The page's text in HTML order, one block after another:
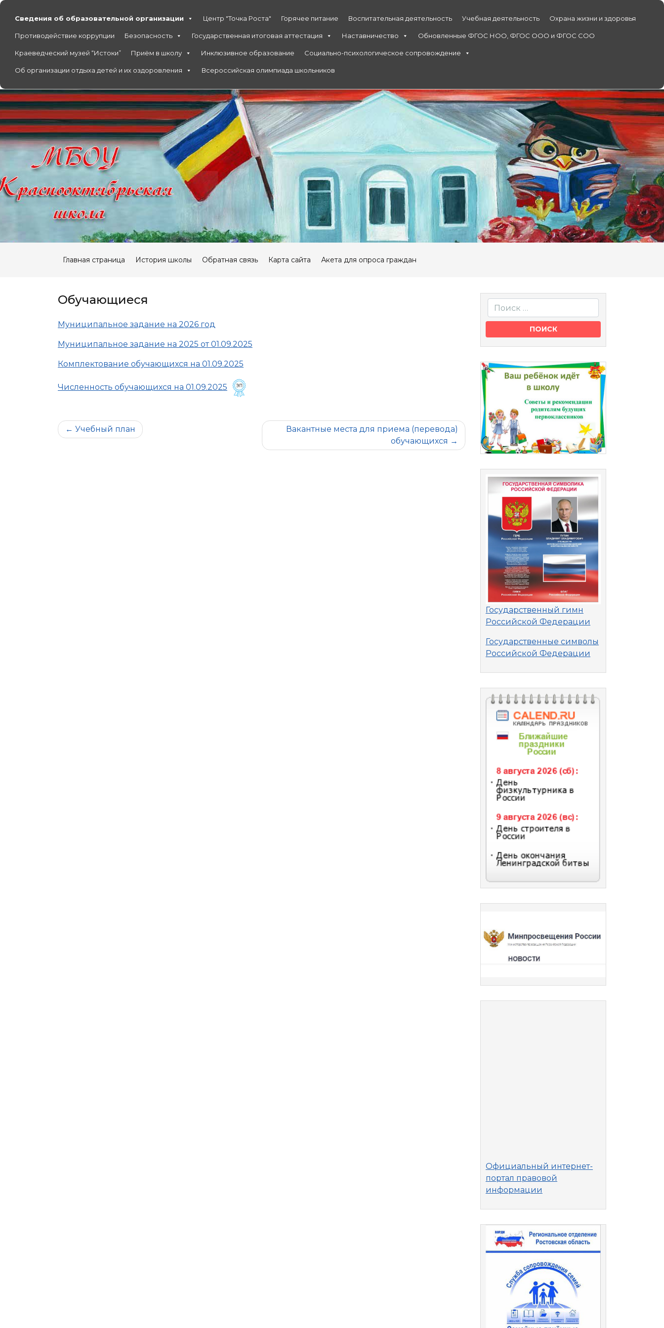
Сведения об образовательной организации Центр "Точка Роста" Горячее питание Воспитательная деятельность Учебная деятельность Охрана жизни и здоровья
Противодействие коррупции Безопасность Государственная итоговая аттестация Наставничество Обновленные ФГОС НОО, ФГОС ООО и ФГОС СОО
Краеведческий музей “Истоки” Приём в школу Инклюзивное образование Социально-психологическое сопровождение
Об организации отдыха детей и их оздоровления Всероссийская олимпиада школьников
Перейти
к
содержимому
МБОУ Краснооктябрьская СОШ
официальный сайт
Главная страница История школы Обратная связь Карта сайта Акета для опроса граждан
Обучающиеся
Муниципальное задание на 2026 год
Муниципальное задание на 2025 от 01.09.2025
Комплектование обучающихся на 01.09.2025
Численность обучающихся на 01.09.2025
Навигация
Учебный план
Вакантные места для приема (перевода)
обучающихся
Государственный гимн
Российской Федерации
Государственные символы
Российской Федерации
Официальный интернет-
портал правовой
информации